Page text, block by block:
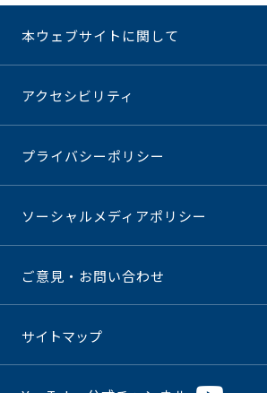
本ウェブサイトに関して
アクセシビリティ
プライバシーポリシー
ソーシャルメディアポリシー
ご意見・お問い合わせ
サイトマップ